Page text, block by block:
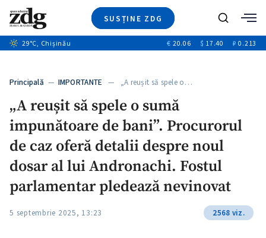
SUSȚINE ZDG
Ştiri
+5
Special
Blog
ZdGust
Caută
29°C, Chișinău € 20.06 $ 17.40 ₽ 0.213
Principală — IMPORTANTE — „A reușit să spele o…
„A reușit să spele o sumă
impunătoare de bani”. Procurorul
de caz oferă detalii despre noul
dosar al lui Andronachi. Fostul
parlamentar pledează nevinovat
5 septembrie 2025, 13:23 2568 viz.